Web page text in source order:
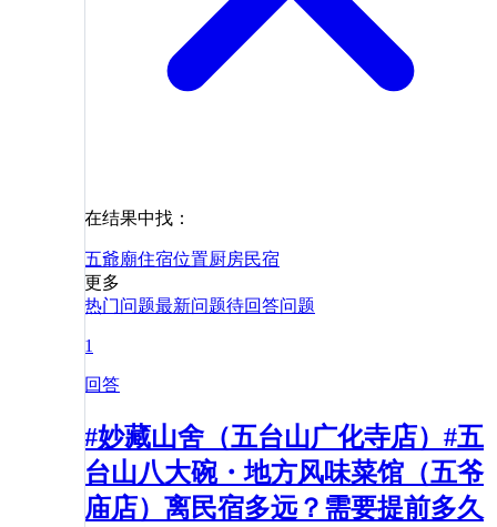
在结果中找：
五爺廟住宿位置厨房民宿
更多
热门问题最新问题待回答问题
1
回答
#妙藏山舍（五台山广化寺店）#五
台山八大碗・地方风味菜馆（五爷
庙店）离民宿多远？需要提前多久